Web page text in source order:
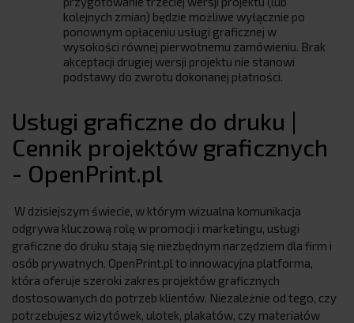
kolejnych zmian) będzie możliwe wyłącznie po
ponownym opłaceniu usługi graficznej w
wysokości równej pierwotnemu zamówieniu. Brak
akceptacji drugiej wersji projektu nie stanowi
podstawy do zwrotu dokonanej płatności.
Usługi graficzne do druku |
Cennik projektów graficznych
- OpenPrint.pl
W dzisiejszym świecie, w którym wizualna komunikacja
odgrywa kluczową rolę w promocji i marketingu, usługi
graficzne do druku stają się niezbędnym narzędziem dla firm i
osób prywatnych. OpenPrint.pl to innowacyjna platforma,
która oferuje szeroki zakres projektów graficznych
dostosowanych do potrzeb klientów. Niezależnie od tego, czy
potrzebujesz wizytówek, ulotek, plakatów, czy materiałów